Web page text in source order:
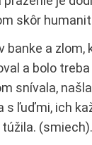
skôr
banke a
a bolo
snívala,
ľuďmi, ich
(smiech).